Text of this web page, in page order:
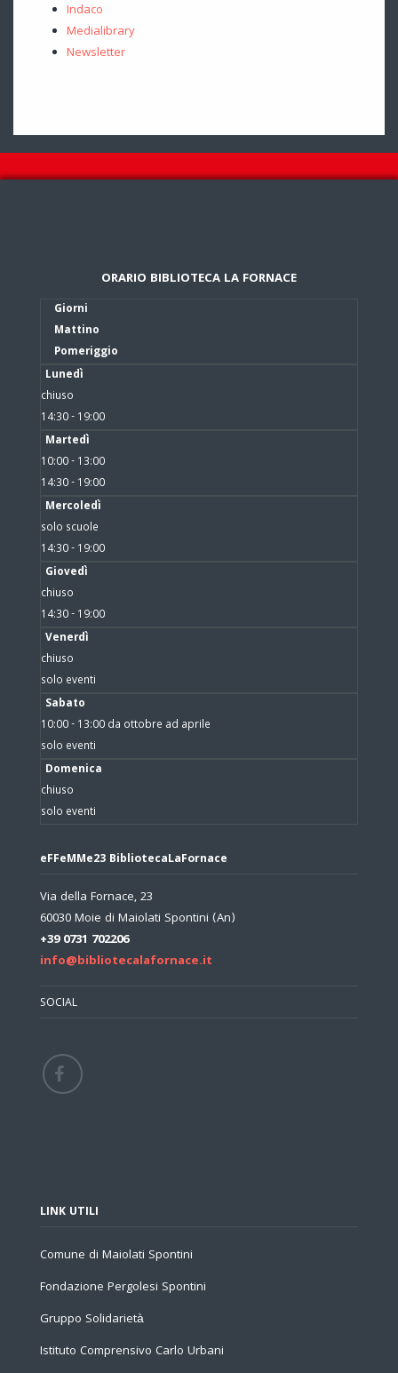
Indaco
Medialibrary
Newsletter
ORARIO BIBLIOTECA LA FORNACE
Giorni
Mattino
Pomeriggio
Lunedì
chiuso
14:30 - 19:00
Martedì
10:00 - 13:00
14:30 - 19:00
Mercoledì
solo scuole
14:30 - 19:00
Giovedì
chiuso
14:30 - 19:00
Venerdì
chiuso
solo eventi
Sabato
10:00 - 13:00 da ottobre ad aprile
solo eventi
Domenica
chiuso
solo eventi
eFFeMMe23 BibliotecaLaFornace
Via della Fornace, 23
60030 Moie di Maiolati Spontini (An)
+39 0731 702206
info@bibliotecalafornace.it
SOCIAL
LINK UTILI
Comune di Maiolati Spontini
Fondazione Pergolesi Spontini
Gruppo Solidarietà
Istituto Comprensivo Carlo Urbani